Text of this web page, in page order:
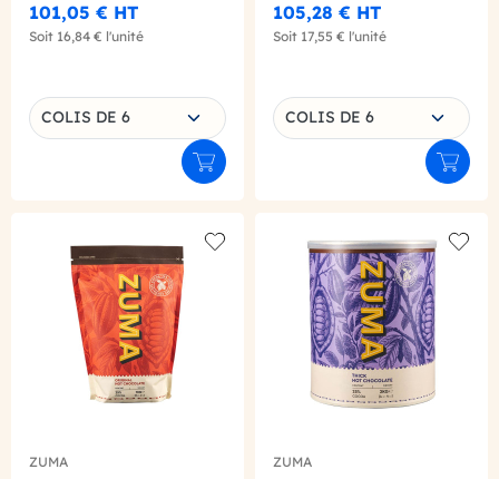
101,05 € HT
Soit 16,84 € l'unité
Choisissez une déclinaison
COLIS DE 6
Ajouter au panier
105,28 € HT
Soit 17,55 € l'unité
Choisissez une déclinaison
COLIS DE 6
Add to wishlist
ZUMA ZUMA